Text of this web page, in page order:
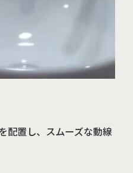
配置し、スムーズな動線